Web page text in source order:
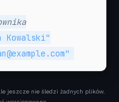
jeszcze nie śledzi żadnych plików.